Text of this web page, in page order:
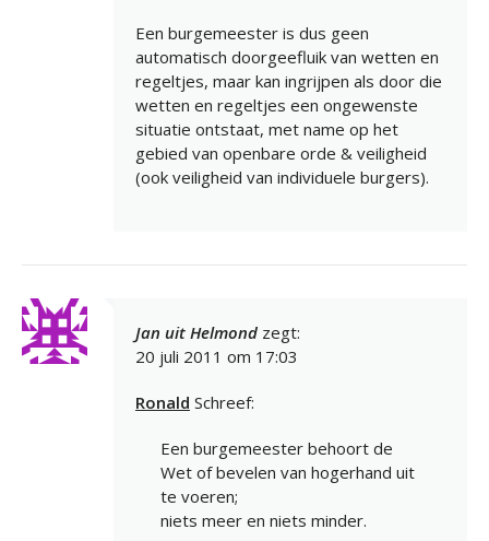
Een burgemeester is dus geen
automatisch doorgeefluik van wetten en
regeltjes, maar kan ingrijpen als door die
wetten en regeltjes een ongewenste
situatie ontstaat, met name op het
gebied van openbare orde & veiligheid
(ook veiligheid van individuele burgers).
Jan uit Helmond zegt:
20 juli 2011 om 17:03
Ronald Schreef:
Een burgemeester behoort de
Wet of bevelen van hogerhand uit
te voeren;
niets meer en niets minder.